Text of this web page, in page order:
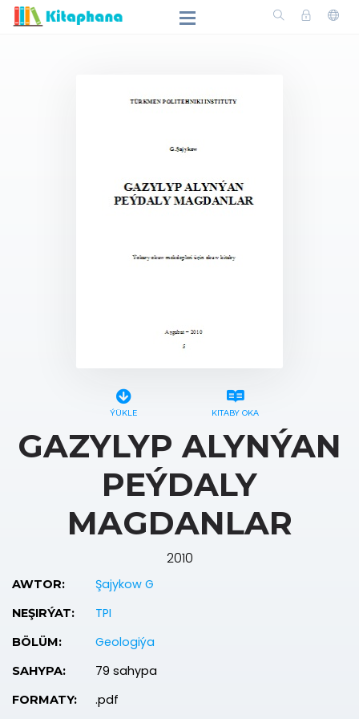
ÝÜKLE KITABY OKA
GAZYLYP ALYNÝAN
PEÝDALY
MAGDANLAR
2010
AWTOR: Şajykow G
NEŞIRÝAT: TPI
BÖLÜM: Geologiýa
SAHYPA: 79 sahypa
FORMATY: .pdf